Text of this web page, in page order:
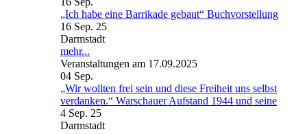
„Ich habe eine Barrikade gebaut“ Buchvorstellung
16 Sep. 25
Darmstadt
mehr...
Veranstaltungen am 17.09.2025
04 Sep.
„Wir wollten frei sein und diese Freiheit uns selbst
verdanken.“ Warschauer Aufstand 1944 und seine
4 Sep. 25
Darmstadt